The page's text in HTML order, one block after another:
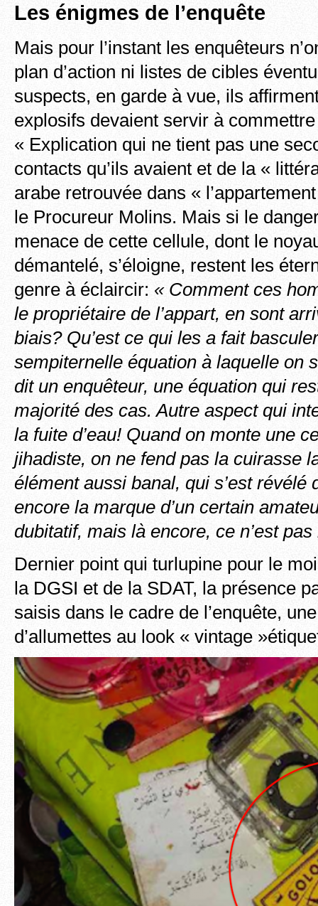
Les énigmes de l’enquête
Mais pour l’instant les enquêteurs
plan d’action ni listes de cibles
suspects, en garde à vue, ils
explosifs devaient servir à
« Explication qui ne tient pas une
contacts qu’ils avaient et de la «
arabe retrouvée dans «
le Procureur Molins. Mais si le
menace de cette cellule, dont le
démantelé, s’éloigne, restent les
genre à éclaircir: « Comment ces
le propriétaire de l’appart, en sont
biais? Qu’est ce qui les a fait
sempiternelle équation à laquelle on
dit un enquêteur, une équation qui
majorité des cas. Autre aspect qui
la fuite d’eau! Quand on monte une
jihadiste, on ne fend pas la cuirasse
élément aussi banal, qui s’est révélé
encore la marque d’un certain
dubitatif, mais là encore, ce n’est
Dernier point qui turlupine pour le
la DGSI et de la SDAT, la présence
saisis dans le cadre de l’enquête,
d’allumettes au look « vintage